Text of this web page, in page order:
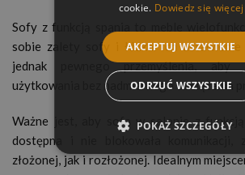
Sofy z funkcją spania to meble
sobie zalety sofy i łóżka. Ich
jednak pewnego przemyślenia, aby
użytkowania bez nadmiernego obciążenia
Ważne jest, aby sofa w salonie z funkcją
dostępna i nie blokowała komunikacji,
złożonej, jak i rozłożonej. Idealnym
cookie. Dowiedz się więcej
AKCEPTUJ WSZYSTKIE
ODRZUĆ WSZYSTKIE
POKAŻ SZCZEGÓŁY